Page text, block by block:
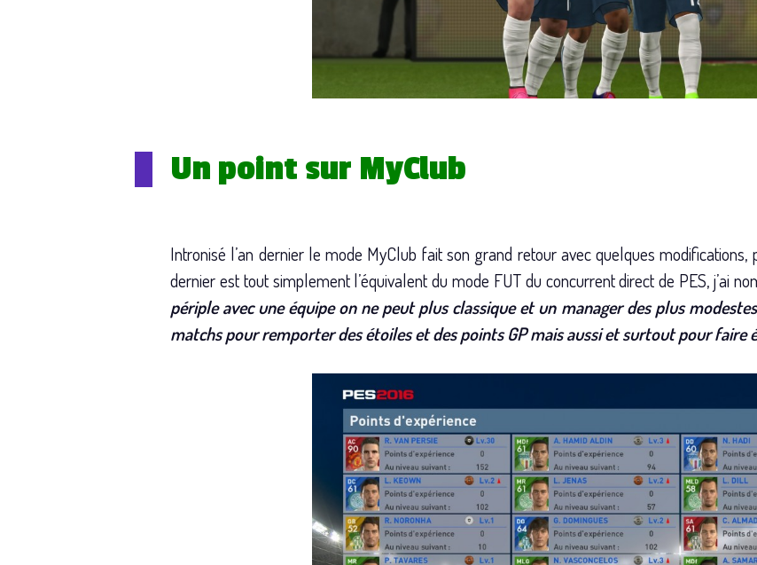
Un point sur MyClub
Intronisé l’an dernier le mode MyClub fait son grand retour avec quelques
dernier est tout simplement l’équivalent du mode FUT du concurrent direct de PES, j’ai
périple avec une équipe on ne peut plus classique et un manager des plus
matchs pour remporter des étoiles et des points GP mais aussi et surtout pour faire